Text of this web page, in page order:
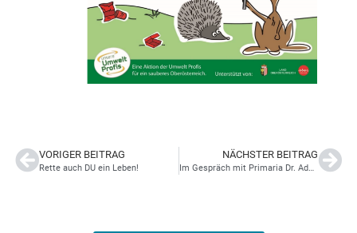
VORIGER BEITRAG
Rette auch DU ein Leben!
NÄCHSTER BEITRAG
Im Gespräch mit Primaria Dr. Adelheid Kastner